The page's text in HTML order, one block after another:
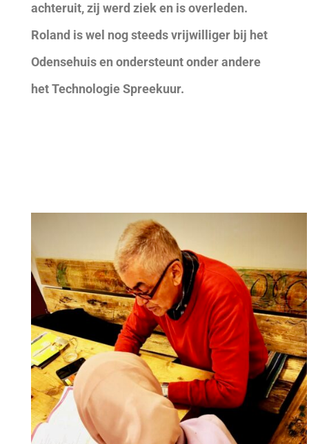
achteruit, zij werd ziek en is overleden.
Roland is wel nog steeds vrijwilliger bij het
Odensehuis en ondersteunt onder andere
het Technologie Spreekuur.